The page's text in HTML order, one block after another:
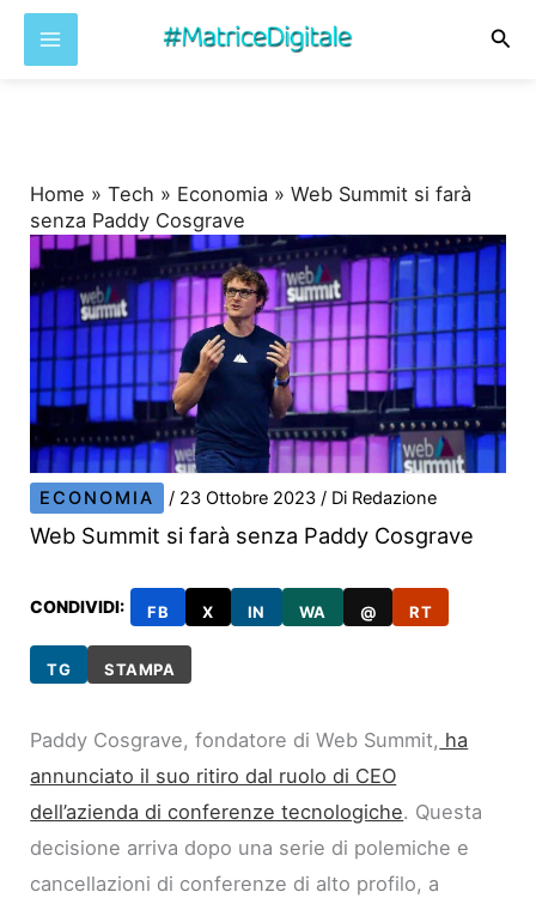
Home »Tech » Economia »Web Summit si farà
senza Paddy Cosgrave
ECONOMIA / 23 Ottobre 2023/ Di Redazione
Web Summit si farà senza Paddy Cosgrave
CONDIVIDI: FB X IN WA @ RT
TG STAMPA
Paddy Cosgrave, fondatore di Web Summit, ha
annunciato il suo ritiro dal ruolo di CEO
dell’azienda di conferenze tecnologiche. Questa
decisione arriva dopo una serie di polemiche e
cancellazioni di conferenze di alto profilo, a